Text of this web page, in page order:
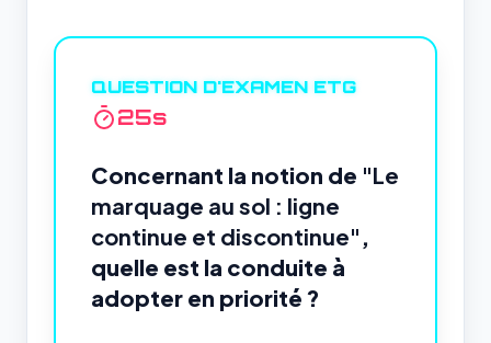
QUESTION D'EXAMEN ETG
24s
Concernant la notion de "Le
marquage au sol : ligne
continue et discontinue" ,
quelle est la conduite à
adopter en priorité ?